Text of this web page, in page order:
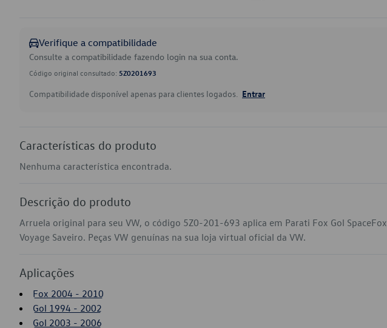
Verifique a compatibilidade
Consulte a compatibilidade fazendo login na sua conta.
Código original consultado: 5Z0201693
Compatibilidade disponível apenas para clientes logados. Entrar
Características do produto
Nenhuma característica encontrada.
Descrição do produto
Arruela original para seu VW, o código 5Z0-201-693 aplica em Parati Fox Gol SpaceFox
Voyage Saveiro. Peças VW genuínas na sua loja virtual oficial da VW.
Aplicações
Fox 2004 - 2010
Gol 1994 - 2002
Gol 2003 - 2006